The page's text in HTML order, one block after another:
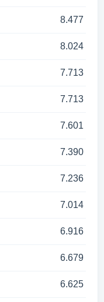
8.477
8.024
7.713
7.713
7.601
7.390
7.236
7.014
6.916
6.679
6.625